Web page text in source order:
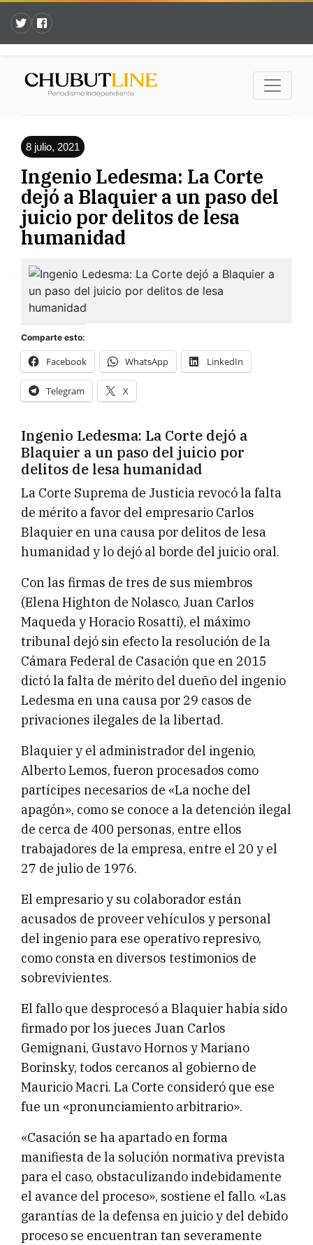
8 julio, 2021
Ingenio Ledesma: La Corte
dejó a Blaquier a un paso del
juicio por delitos de lesa
humanidad
Comparte esto:
Facebook WhatsApp LinkedIn
Telegram X
Ingenio Ledesma: La Corte dejó a
Blaquier a un paso del juicio por
delitos de lesa humanidad
La Corte Suprema de Justicia revocó la falta
de mérito a favor del empresario Carlos
Blaquier en una causa por delitos de lesa
humanidad y lo dejó al borde del juicio oral.
Con las firmas de tres de sus miembros
(Elena Highton de Nolasco, Juan Carlos
Maqueda y Horacio Rosatti), el máximo
tribunal dejó sin efecto la resolución de la
Cámara Federal de Casación que en 2015
dictó la falta de mérito del dueño del ingenio
Ledesma en una causa por 29 casos de
privaciones ilegales de la libertad.
Blaquier y el administrador del ingenio,
Alberto Lemos, fueron procesados como
partícipes necesarios de «La noche del
apagón», como se conoce a la detención ilegal
de cerca de 400 personas, entre ellos
trabajadores de la empresa, entre el 20 y el
27 de julio de 1976.
El empresario y su colaborador están
acusados de proveer vehículos y personal
del ingenio para ese operativo represivo,
como consta en diversos testimonios de
sobrevivientes.
El fallo que desprocesó a Blaquier había sido
firmado por los jueces Juan Carlos
Gemignani, Gustavo Hornos y Mariano
Borinsky, todos cercanos al gobierno de
Mauricio Macri. La Corte consideró que ese
fue un «pronunciamiento arbitrario».
«Casación se ha apartado en forma
manifiesta de la solución normativa prevista
para el caso, obstaculizando indebidamente
el avance del proceso», sostiene el fallo. «Las
garantías de la defensa en juicio y del debido
proceso se encuentran tan severamente